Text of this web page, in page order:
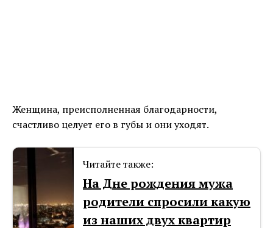
Женщина, преисполненная благодарности,
счастливо целует его в губы и они уходят.
Читайте также:
На Дне рождения мужа
родители спросили какую
из наших двух квартир